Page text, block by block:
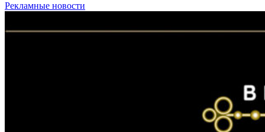
Рекламные новости